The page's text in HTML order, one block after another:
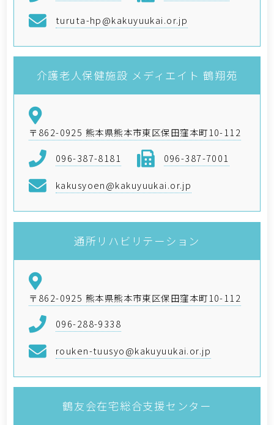
turuta-hp@kakuyuukai.or.jp
介護老人保健施設 メディエイト 鶴翔苑
〒862-0925 熊本県熊本市東区保田窪本町10-112
096-387-8181
096-387-7001
kakusyoen@kakuyuukai.or.jp
通所リハビリテーション
〒862-0925 熊本県熊本市東区保田窪本町10-112
096-288-9338
rouken-tuusyo@kakuyuukai.or.jp
鶴友会在宅総合支援センター